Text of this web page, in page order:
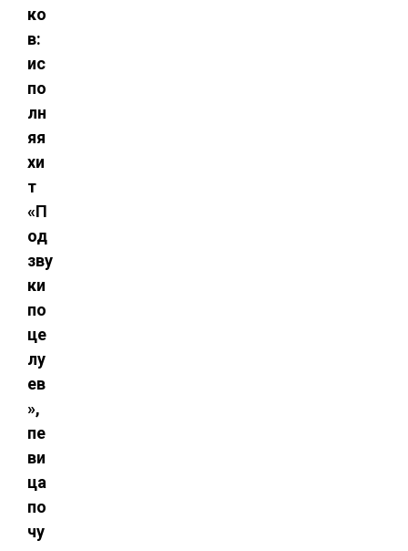
ко
в:
ис
по
лн
яя
хи
т
«П
од
зву
ки
по
це
лу
ев
»,
пе
ви
ца
по
чу